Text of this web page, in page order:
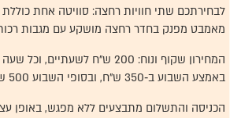
לבחירתכם שתי חוויות רחצה: סוויטה אחת כוללת
מאמבט מפנק בחדר רחצה מושקע עם מגבות רכות
באמצע השבוע ב‑350 ש"ח, ובסופי השבוע 500 ש"ח ללילה.